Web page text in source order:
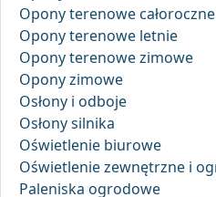
Opony terenowe całoroczne
Opony terenowe letnie
Opony terenowe zimowe
Opony zimowe
Osłony i odboje
Osłony silnika
Oświetlenie biurowe
Oświetlenie zewnętrzne i
Paleniska ogrodowe